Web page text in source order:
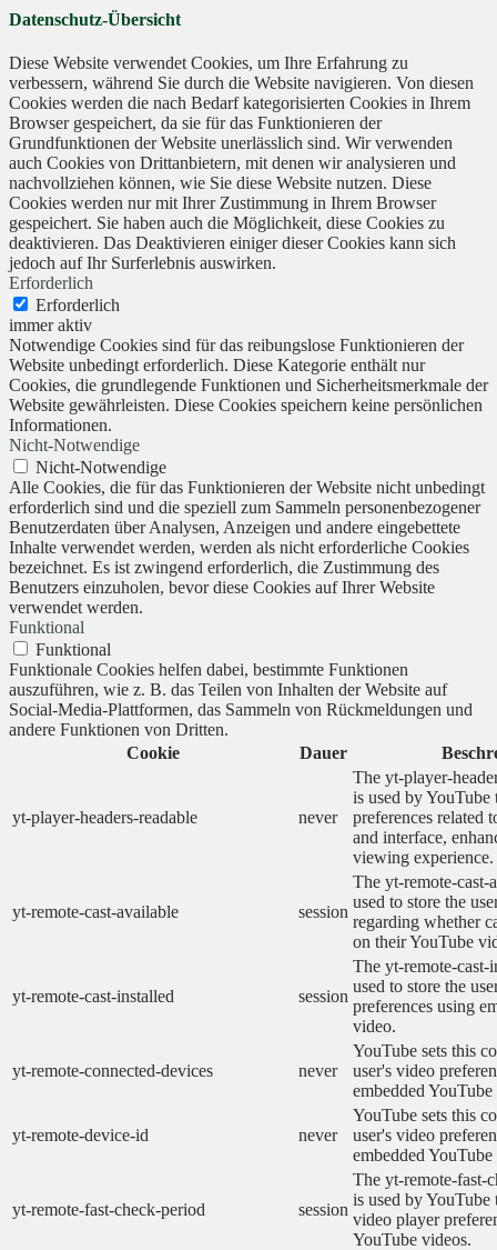
Datenschutz-Übersicht
Diese Website verwendet Cookies, um Ihre Erfahrung zu
verbessern, während Sie durch die Website navigieren. Von diesen
Cookies werden die nach Bedarf kategorisierten Cookies in Ihrem
Browser gespeichert, da sie für das Funktionieren der
Grundfunktionen der Website unerlässlich sind. Wir verwenden
auch Cookies von Drittanbietern, mit denen wir analysieren und
nachvollziehen können, wie Sie diese Website nutzen. Diese
Cookies werden nur mit Ihrer Zustimmung in Ihrem Browser
gespeichert. Sie haben auch die Möglichkeit, diese Cookies zu
deaktivieren. Das Deaktivieren einiger dieser Cookies kann sich
jedoch auf Ihr Surferlebnis auswirken.
Erforderlich
Erforderlich
immer aktiv
Notwendige Cookies sind für das reibungslose Funktionieren der
Website unbedingt erforderlich. Diese Kategorie enthält nur
Cookies, die grundlegende Funktionen und Sicherheitsmerkmale der
Website gewährleisten. Diese Cookies speichern keine persönlichen
Informationen.
Nicht-Notwendige
Nicht-Notwendige
Alle Cookies, die für das Funktionieren der Website nicht unbedingt
erforderlich sind und die speziell zum Sammeln personenbezogener
Benutzerdaten über Analysen, Anzeigen und andere eingebettete
Inhalte verwendet werden, werden als nicht erforderliche Cookies
bezeichnet. Es ist zwingend erforderlich, die Zustimmung des
Benutzers einzuholen, bevor diese Cookies auf Ihrer Website
verwendet werden.
Funktional
Funktional
Funktionale Cookies helfen dabei, bestimmte Funktionen
auszuführen, wie z. B. das Teilen von Inhalten der Website auf
Social-Media-Plattformen, das Sammeln von Rückmeldungen und
andere Funktionen von Dritten.
Cookie
Dauer
yt-player-headers-readable never
The yt-player-
is used by YouTube
preferences related
and interface,
viewing experience.
yt-remote-cast-available session
The yt-remote-cast-
used to store the
regarding whether
on their YouTube
yt-remote-cast-installed session
The yt-remote-cast-
used to store the
preferences using
video.
yt-remote-connected-devices never
YouTube sets this
user's video
embedded
yt-remote-device-id never
YouTube sets this
user's video
embedded
yt-remote-fast-check-period session
The yt-remote-fast-
is used by YouTube
video player
YouTube videos.